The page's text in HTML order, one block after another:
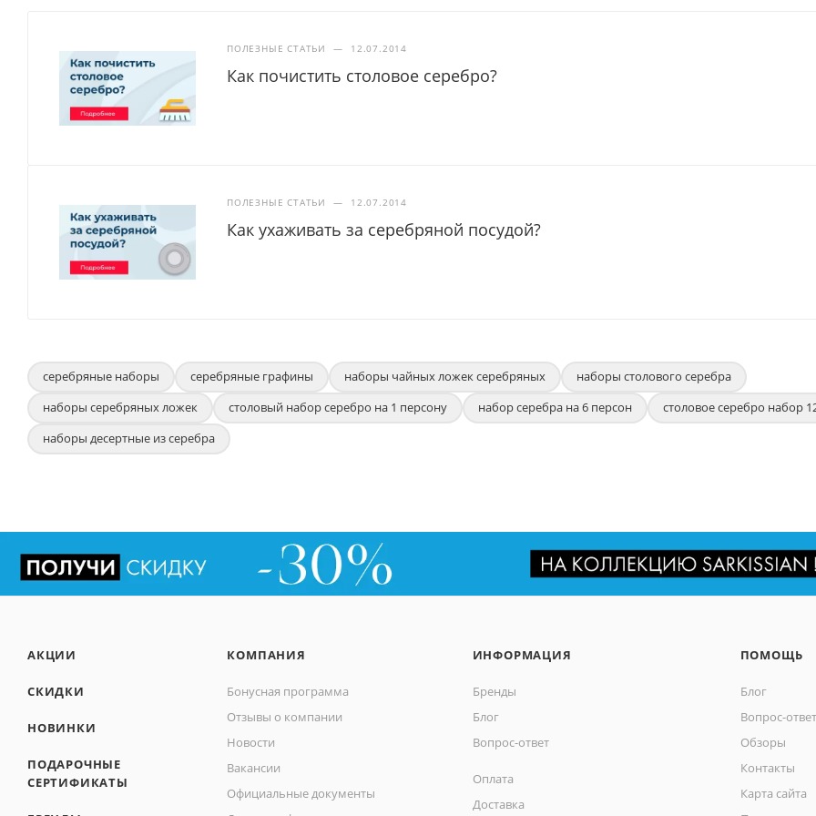
ПОЛЕЗНЫЕ СТАТЬИ — 12.07.2014
Как почистить столовое серебро?
ПОЛЕЗНЫЕ СТАТЬИ — 12.07.2014
Как ухаживать за серебряной посудой?
серебряные наборы серебряные графины наборы чайных ложек серебряных
наборы столового серебра
наборы серебряных ложек
столовый набор серебро на 1 персону набор серебра на 6 персон
столовое серебро набор
наборы десертные из серебра
АКЦИИ
СКИДКИ
НОВИНКИ
ПОДАРОЧНЫЕ
СЕРТИФИКАТЫ
КОМПАНИЯ
Бонусная программа
Отзывы о компании
Новости
Вакансии
Официальные документы
ИНФОРМАЦИЯ
Бренды
Блог
Вопрос-ответ
Оплата
Доставка
ПОМОЩЬ
Блог
Вопрос-ответ
Обзоры
Контакты
Карта сайта